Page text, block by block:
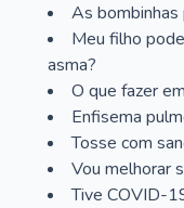
As bombinhas
Meu filho
asma?
O que fazer
Enfisema
Tosse com
Vou melhorar
Tive COVID-